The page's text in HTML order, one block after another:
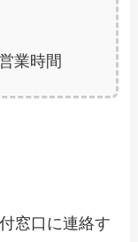
業時間
窓口に連絡す